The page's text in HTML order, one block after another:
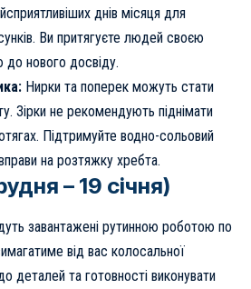
днів місяця для
Ви притягуєте людей своєю
до нового досвіду.
Нирки та поперек можуть стати
Зірки не рекомендують піднімати
Підтримуйте водно-сольовий
на розтяжку хребта.
– 19 січня)
завантажені рутинною роботою по
від вас колосальної
деталей та готовності виконувати